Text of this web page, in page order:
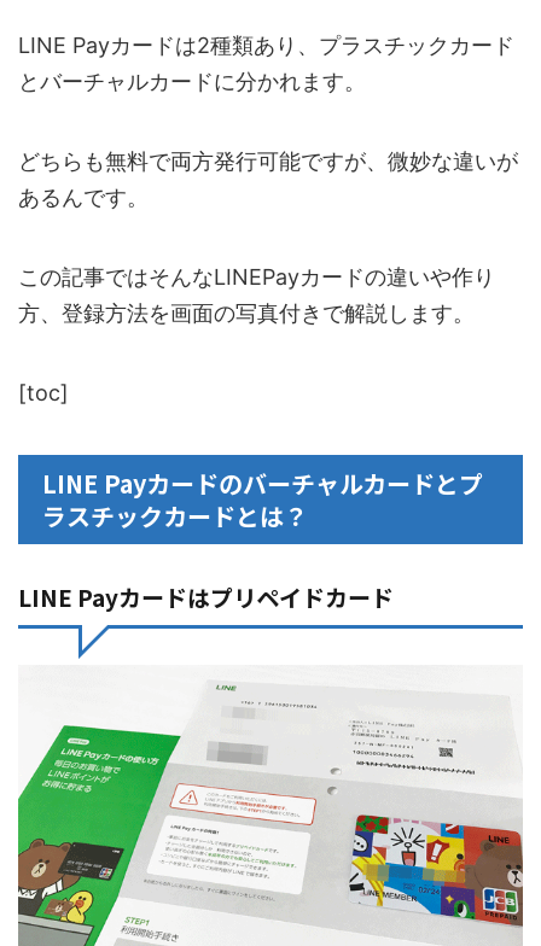
LINE Payカードは2種類あり、プラスチックカード
とバーチャルカードに分かれます。
どちらも無料で両方発行可能ですが、微妙な違いが
あるんです。
この記事ではそんなLINEPayカードの違いや作り
方、登録方法を画面の写真付きで解説します。
[toc]
LINE Payカードのバーチャルカードとプ
ラスチックカードとは？
LINE Payカードはプリペイドカード